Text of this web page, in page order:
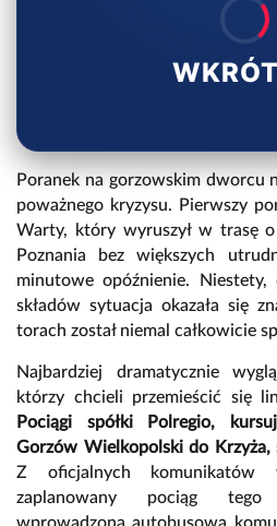
Poranek na gorzowskim dworcu
poważnego kryzysu. Pierwszy
Warty, który wyruszył w trasę
Poznania bez większych
minutowe opóźnienie. Niestety,
składów sytuacja okazała się
torach został niemal całkowicie
Najbardziej dramatycznie
którzy chcieli przemieścić się
Pociągi spółki Polregio,
Gorzów Wielkopolski do Krzyża,
Z oficjalnych
zaplanowany pociąg tego